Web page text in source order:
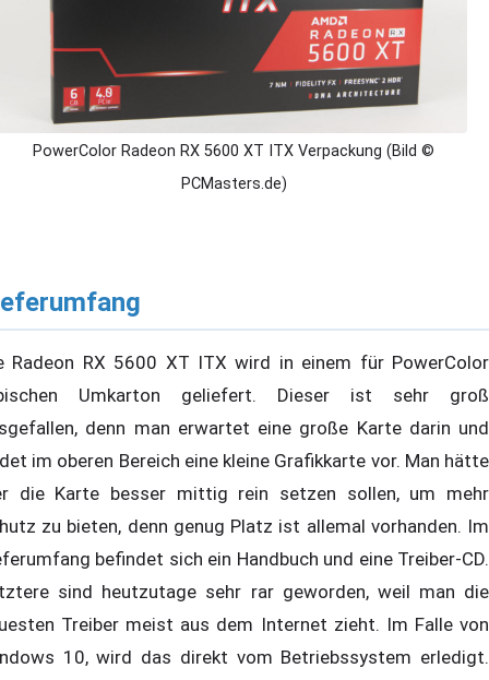
PowerColor Radeon RX 5600 XT ITX Verpackung (Bild ©
PCMasters.de)
Radeon RX 5600 XT ITX wird in einem für PowerColor
Umkarton geliefert. Dieser ist sehr groß
denn man erwartet eine große Karte darin und
im oberen Bereich eine kleine Grafikkarte vor. Man hätte
die Karte besser mittig rein setzen sollen, um mehr
zu bieten, denn genug Platz ist allemal vorhanden. Im
befindet sich ein Handbuch und eine Treiber-CD.
sind heutzutage sehr rar geworden, weil man die
Treiber meist aus dem Internet zieht. Im Falle von
10, wird das direkt vom Betriebssystem erledigt.